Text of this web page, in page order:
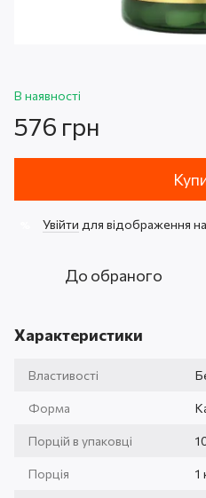
В наявності
576 грн
Увійти для відображення
До обраного
Характеристики
Властивості
Форма
Порцій в упаковці
Порція 1